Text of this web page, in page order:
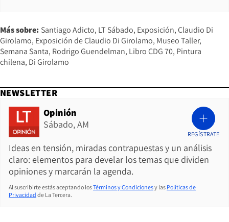
Más sobre: Santiago Adicto LT Sábado Exposición Claudio Di
Girolamo Exposición de Claudio Di Girolamo Museo Taller
Semana Santa Rodrigo Guendelman Libro CDG 70 Pintura
chilena Di Girolamo
NEWSLETTER
Opinión
Sábado, AM
Ideas en tensión, miradas contrapuestas y un análisis
claro: elementos para develar los temas que dividen
opiniones y marcarán la agenda.
REGÍSTRATE
Al suscribirte estás aceptando losTérminos y Condicionesy las Políticas de
Privacidad de La Tercera.